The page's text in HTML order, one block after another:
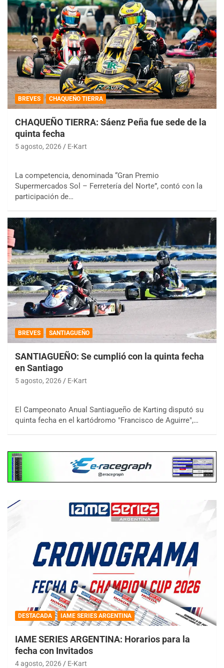
BREVES CHAQUEÑO TIERRA
CHAQUEÑO TIERRA: Sáenz Peña fue sede de la
quinta fecha
5 agosto, 2026 E-Kart
La competencia, denominada “Gran Premio
Supermercados Sol – Ferretería del Norte”, contó con la
participación de…
BREVES SANTIAGUEÑO
SANTIAGUEÑO: Se cumplió con la quinta fecha
en Santiago
5 agosto, 2026 E-Kart
El Campeonato Anual Santiagueño de Karting disputó su
quinta fecha en el kartódromo "Francisco de Aguirre",…
DESTACADA IAME SERIES ARGENTINA
IAME SERIES ARGENTINA: Horarios para la
fecha con Invitados
4 agosto, 2026 E-Kart